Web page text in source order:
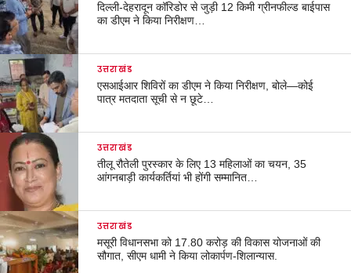
दिल्ली-देहरादून कॉरिडोर से जुड़ी 12 किमी ग्रीनफील्ड बाईपास
का डीएम ने किया निरीक्षण…
उत्तराखंड
एसआईआर शिविरों का डीएम ने किया निरीक्षण, बोले—कोई
पात्र मतदाता सूची से न छूटे…
उत्तराखंड
तीलू रौतेली पुरस्कार के लिए 13 महिलाओं का चयन, 35
आंगनबाड़ी कार्यकर्तियां भी होंगी सम्मानित…
उत्तराखंड
मसूरी विधानसभा को 17.80 करोड़ की विकास योजनाओं की
सौगात, सीएम धामी ने किया लोकार्पण-शिलान्यास.